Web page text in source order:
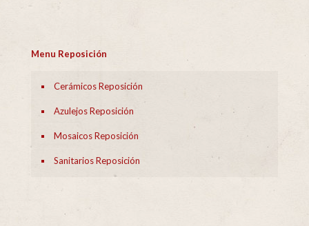
Menu Reposición
Cerámicos Reposición
Azulejos Reposición
Mosaicos Reposición
Sanitarios Reposición